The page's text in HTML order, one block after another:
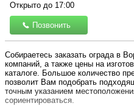
Открыто до 17:00
Позвонить
Собираетесь заказать ограда в
компаний, а также цены на
каталоге. Большое количество
позволит Вам подобрать
точным указанием
сориентироваться.